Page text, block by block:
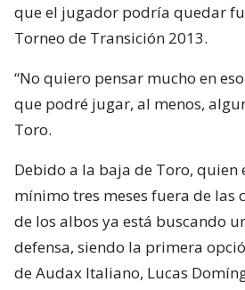
que el jugador podría quedar
Torneo de Transición 2013.
“No quiero pensar mucho en
que podré jugar, al menos,
Toro.
Debido a la baja de Toro, quien
mínimo tres meses fuera de las
de los albos ya está buscando
defensa, siendo la primera
de Audax Italiano, Lucas